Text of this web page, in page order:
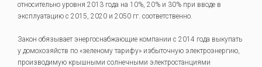
относительно уровня 2013 года на 10%, 20% и 30% при вводе в
эксплуатацию с 2015, 2020 и 2050 гг. соответственно.
Закон обязывает энергоснабжающие компании с 2014 года выкупать
у домохозяйств по «зеленому тарифу» избыточную электроэнергию,
производимую крышными солнечными электростанциями